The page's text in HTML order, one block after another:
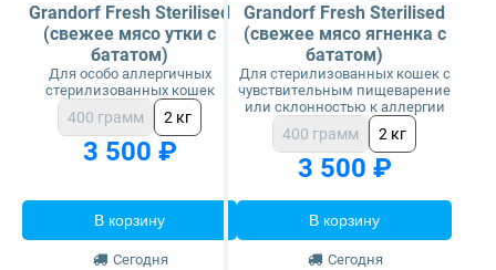
Grandorf Fresh Sterilised
(свежее мясо утки с
бататом)
Для особо аллергичных
стерилизованных кошек
400 грамм 2 кг
3 500 ₽
В корзину
Сегодня
Grandorf Fresh Sterilised
(свежее мясо ягненка с
бататом)
Для стерилизованных кошек с
чувствительным пищеварение
или склонностью к аллергии
400 грамм 2 кг
3 500 ₽
В корзину
Сегодня